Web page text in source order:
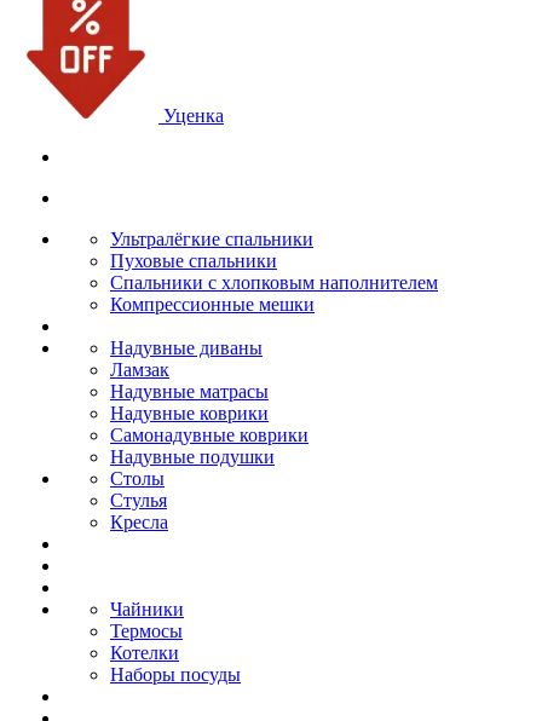
Уценка
Ультралёгкие спальники
Пуховые спальники
Спальники с хлопковым наполнителем
Компрессионные мешки
Надувные диваны
Ламзак
Надувные матрасы
Надувные коврики
Самонадувные коврики
Надувные подушки
Столы
Стулья
Кресла
Чайники
Термосы
Котелки
Наборы посуды